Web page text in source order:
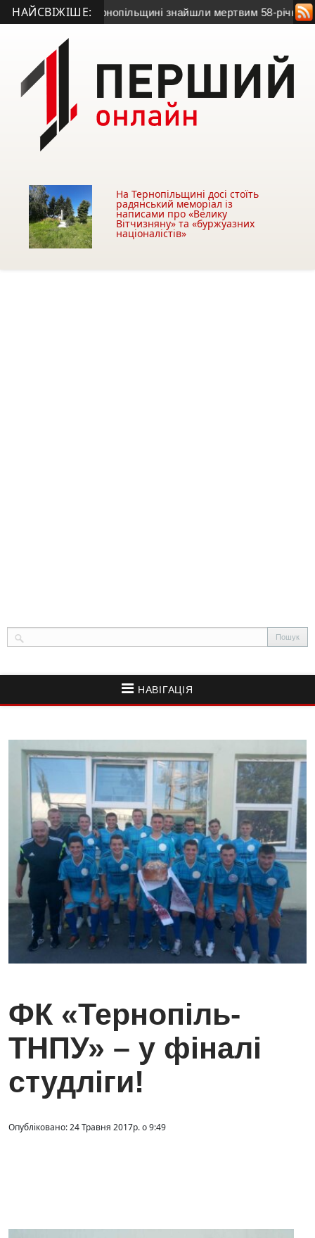
НАЙСВІЖІШЕ:
на Тернопільщині знайшли мертвим 58-річного
На Тернопільщині досі стоїть
радянський меморіал із
написами про «Велику
Вітчизняну» та «буржуазних
націоналістів»
НАВІГАЦІЯ
ФК «Тернопіль-
ТНПУ» – у фіналі
студліги!
Опубліковано: 24 Травня 2017р. о 9:49